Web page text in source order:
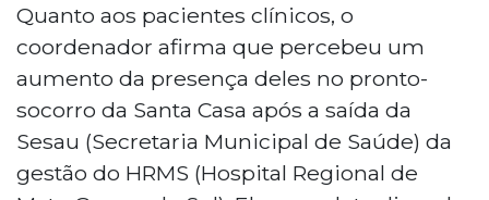
Quanto aos pacientes clínicos, o
coordenador afirma que percebeu um
aumento da presença deles no pronto-
socorro da Santa Casa após a saída da
Sesau (Secretaria Municipal de Saúde) da
gestão do HRMS (Hospital Regional de